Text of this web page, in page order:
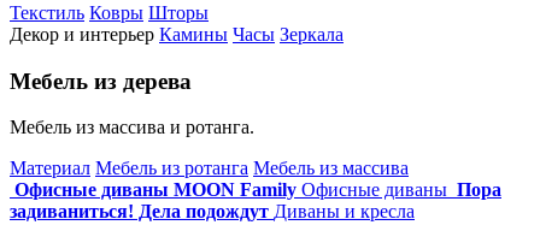
Текстиль Ковры Шторы
Декор и интерьер Камины Часы Зеркала
Мебель из дерева
Мебель из массива и ротанга.
Материал Мебель из ротанга Мебель из массива
Офисные диваны MOON Family Офисные диваны Пора
задиваниться! Дела подождут Диваны и кресла